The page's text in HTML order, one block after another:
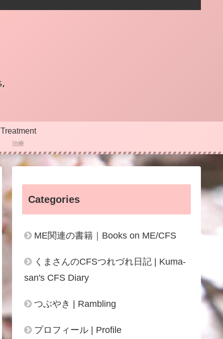
Treatment
治療
Categories
ME関連の書籍｜Books on ME/CFS
くまさんのCFSつれづれ日記 | Kuma-
san's CFS Diary
つぶやき | Rambling
プロフィール | Profile